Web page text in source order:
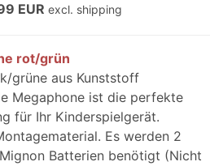
EUR excl. shipping
rot/grün
grüne aus Kunststoff
Megaphone ist die perfekte
für Ihr Kinderspielgerät.
Es werden 2
Batterien benötigt (Nicht